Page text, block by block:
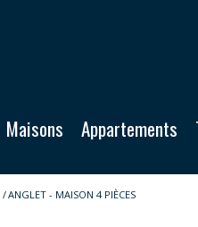
Maisons Appartements
ANGLET - MAISON 4 PIÈCES